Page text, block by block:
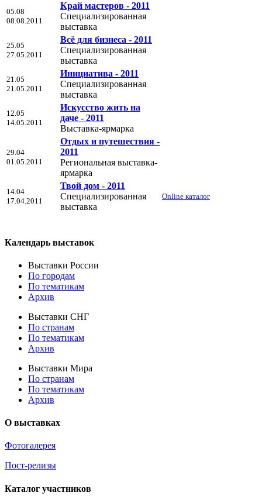
05.08
08.08.2011
Край мастеров - 2011
Специализированная
выставка
25.05
27.05.2011
Всё для бизнеса - 2011
Специализированная
выставка
21.05
21.05.2011
Инициатива - 2011
Специализированная
выставка
12.05
14.05.2011
Искусство жить на
даче - 2011
Выставка-ярмарка
29.04
01.05.2011
Отдых и путешествия -
2011
Региональная выставка-
ярмарка
14.04
17.04.2011
Твой дом - 2011
Специализированная
выставка
Online каталог
Календарь выставок
Выставки России
По городам
По тематикам
Архив
Выставки СНГ
По странам
По тематикам
Архив
Выставки Мира
По странам
По тематикам
Архив
О выставках
Фотогалерея
Пост-релизы
Каталог участников